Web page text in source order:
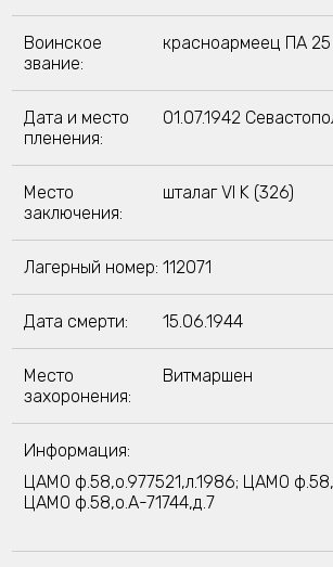
Воинское
звание:
красноармеец ПА
Дата и место
пленения:
01.07.1942
Место
заключения:
шталаг VI K (326)
Лагерный номер: 112071
Дата смерти: 15.06.1944
Место
захоронения:
Витмаршен
Информация:
ЦАМО ф.58,о.977521,л.1986; ЦАМО
ЦАМО ф.58,о.A-71744,д.7